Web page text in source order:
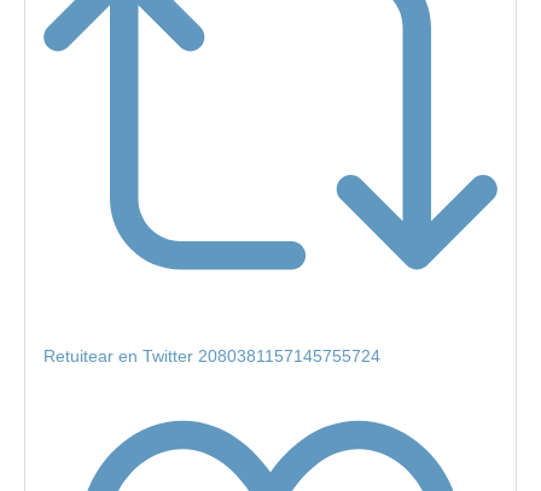
Retuitear en Twitter 2080381157145755724